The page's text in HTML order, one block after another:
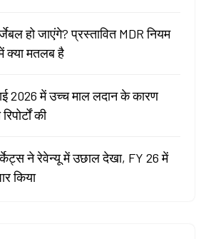
हो जाएंगे? प्रस्तावित MDR नियम
क्या मतलब है
2026 में उच्च माल लदान के कारण
की
ने रेवेन्यू में उछाल देखा, FY 26 में
किया